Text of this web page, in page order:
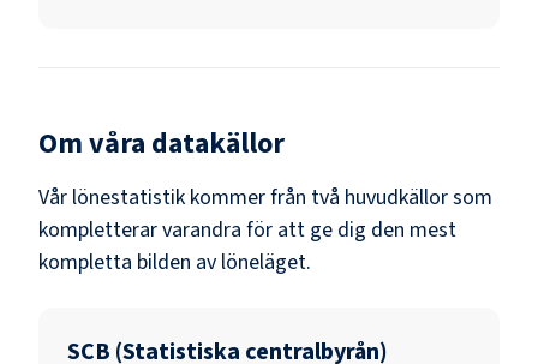
Om våra datakällor
Vår lönestatistik kommer från två huvudkällor som
kompletterar varandra för att ge dig den mest
kompletta bilden av löneläget.
SCB (Statistiska centralbyrån)